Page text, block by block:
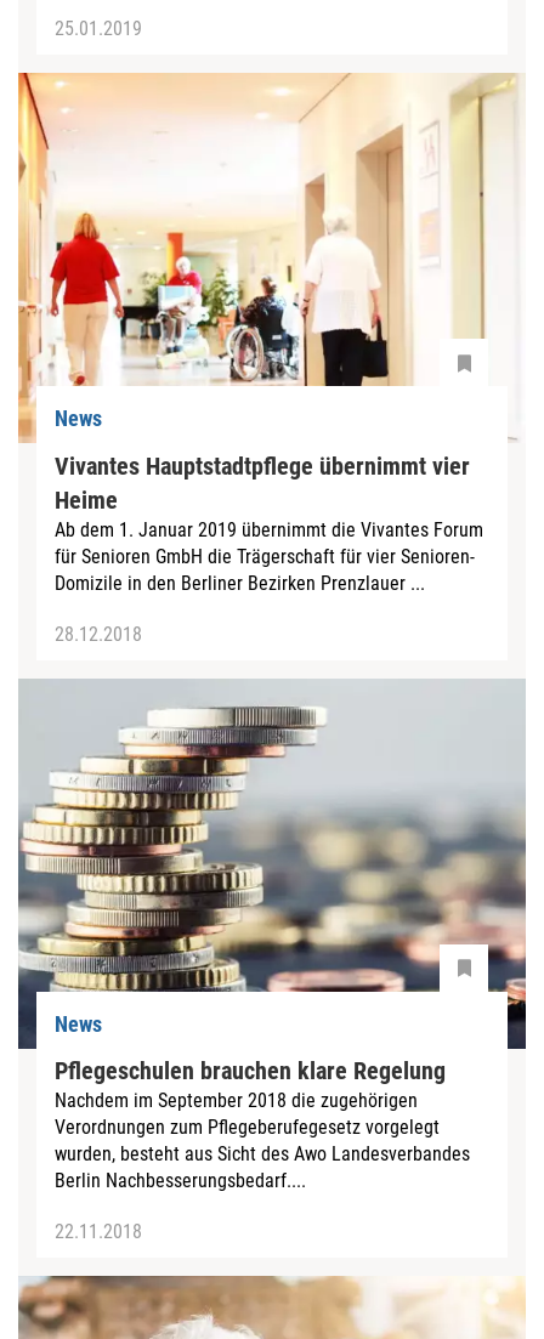
25.01.2019
News
Vivantes Hauptstadtpflege übernimmt vier
Heime
Ab dem 1. Januar 2019 übernimmt die Vivantes Forum
für Senioren GmbH die Trägerschaft für vier Senioren-
Domizile in den Berliner Bezirken Prenzlauer ...
28.12.2018
News
Pflegeschulen brauchen klare Regelung
Nachdem im September 2018 die zugehörigen
Verordnungen zum Pflegeberufegesetz vorgelegt
wurden, besteht aus Sicht des Awo Landesverbandes
Berlin Nachbesserungsbedarf....
22.11.2018